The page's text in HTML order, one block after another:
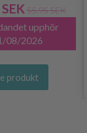
55.95 SEK
upphör
08/2026
produkt